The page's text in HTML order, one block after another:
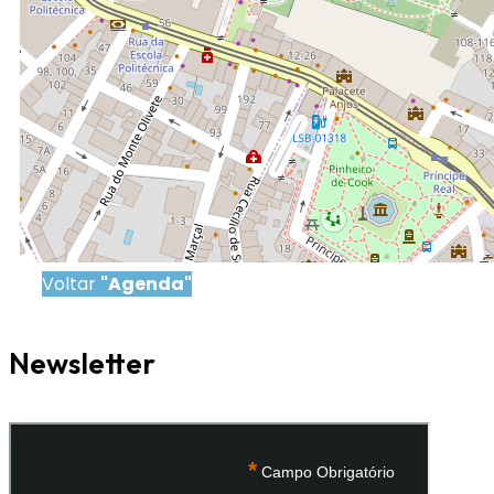
Voltar "Agenda"
Newsletter